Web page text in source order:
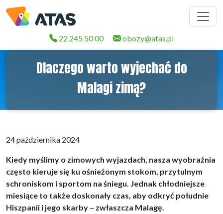
22 245 50 00 obozy@atas.pl
Dlaczego warto wyjechać do
Malagi zimą?
24 października 2024
Kiedy myślimy o zimowych wyjazdach, nasza wyobraźnia
często kieruje się ku ośnieżonym stokom, przytulnym
schroniskom i sportom na śniegu. Jednak chłodniejsze
miesiące to także doskonały czas, aby odkryć południe
Hiszpanii i jego skarby – zwłaszcza Malagę.